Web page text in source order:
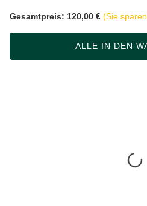
Gesamtpreis: 120,00 € (Sie
ALLE IN DEN